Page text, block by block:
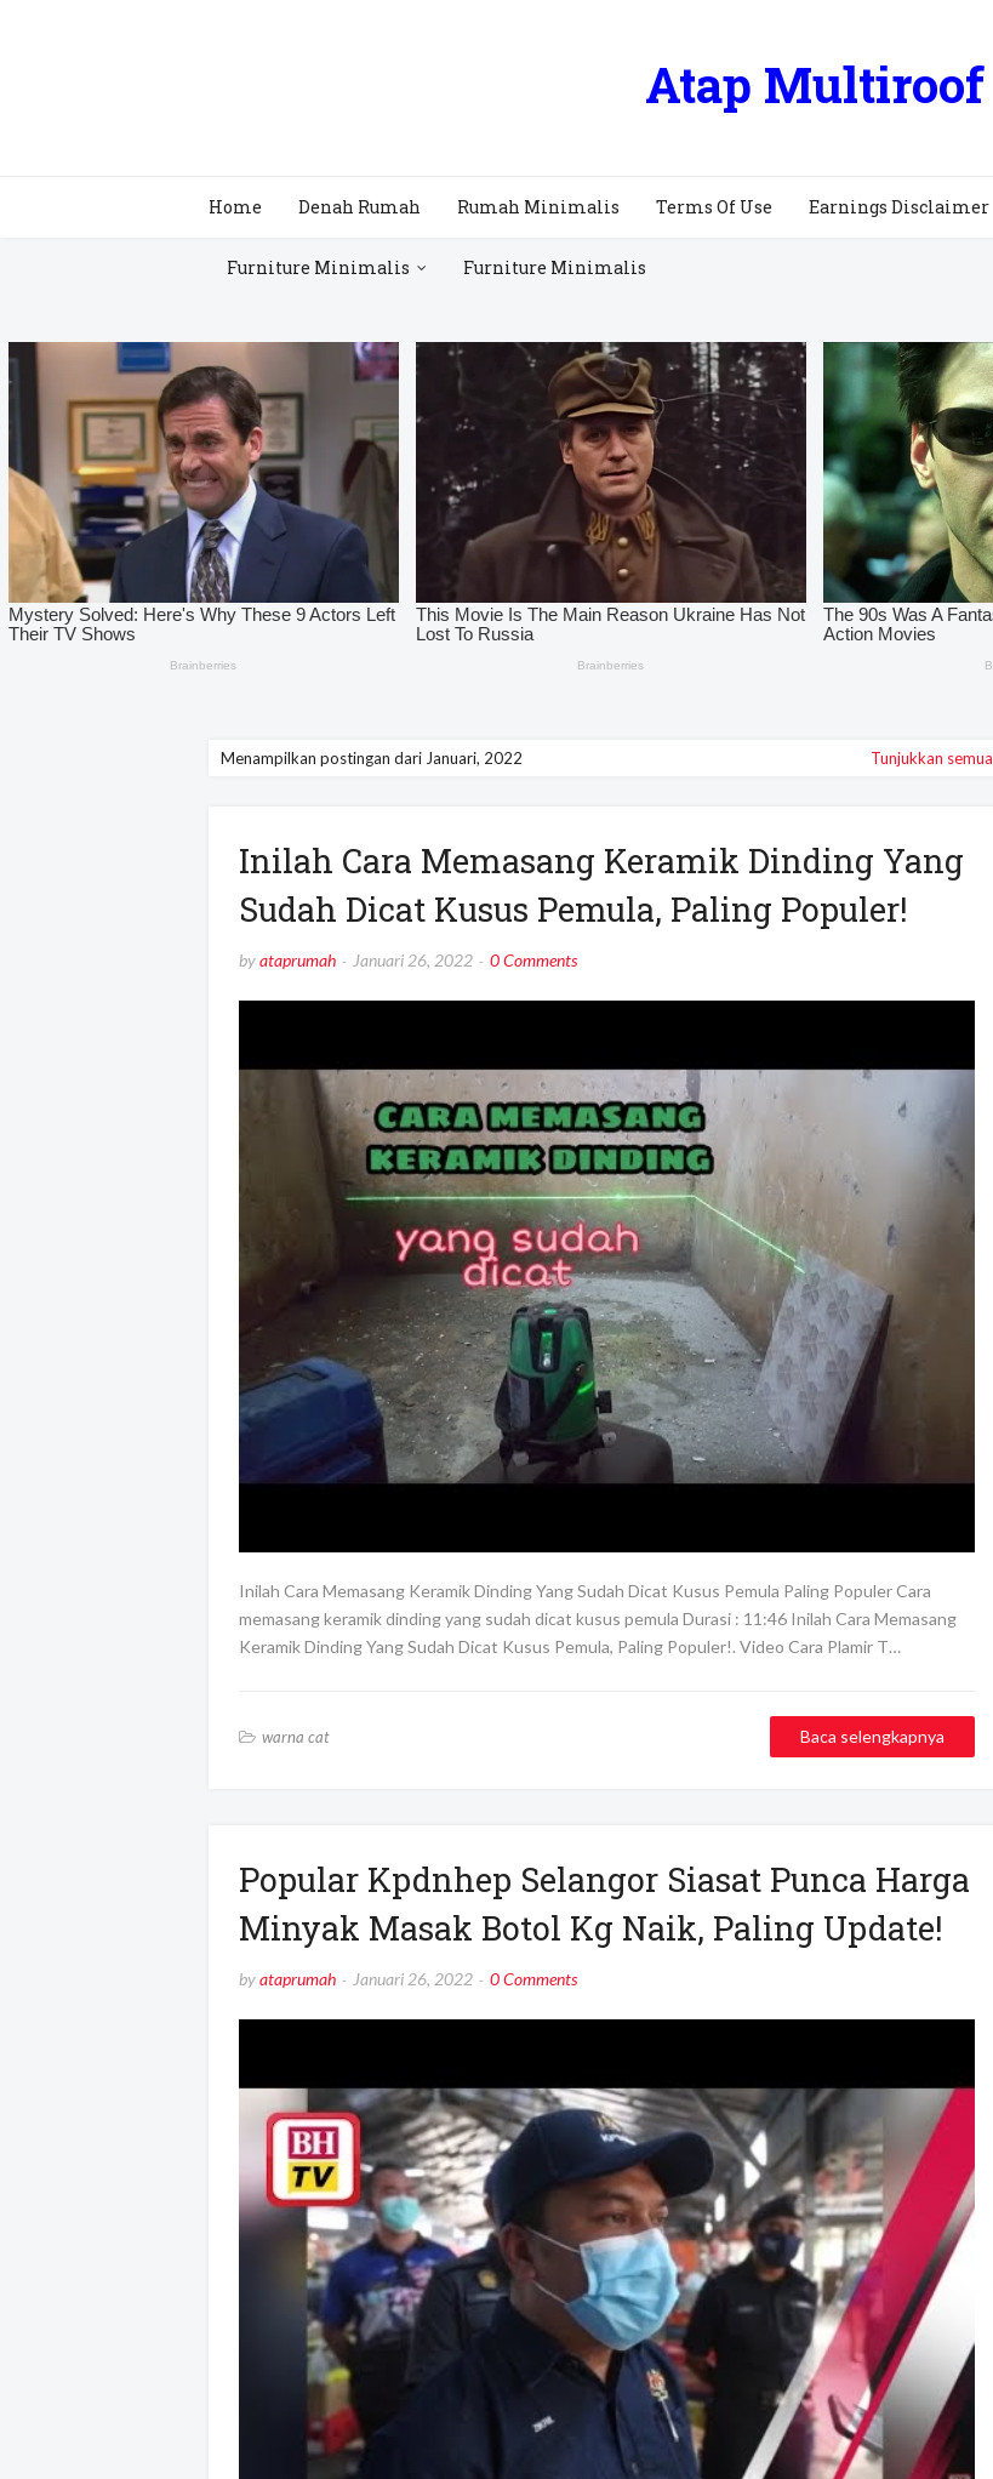
Atap Multiroof
Home Denah Rumah Rumah Minimalis Terms Of Use Earnings Disclaimer
Furniture Minimalis Furniture Minimalis
Menampilkan postingan dari Januari, 2022 Tunjukkan semua
Inilah Cara Memasang Keramik Dinding Yang
Sudah Dicat Kusus Pemula, Paling Populer!
byataprumah Januari 26, 2022 0 Comments
Inilah Cara Memasang Keramik Dinding Yang Sudah Dicat Kusus Pemula Paling Populer Cara
memasang keramik dinding yang sudah dicat kusus pemula Durasi : 11:46 Inilah Cara Memasang
Keramik Dinding Yang Sudah Dicat Kusus Pemula, Paling Populer!. Video Cara Plamir T…
warna cat Baca selengkapnya
Popular Kpdnhep Selangor Siasat Punca Harga
Minyak Masak Botol Kg Naik, Paling Update!
byataprumah Januari 26, 2022 0 Comments